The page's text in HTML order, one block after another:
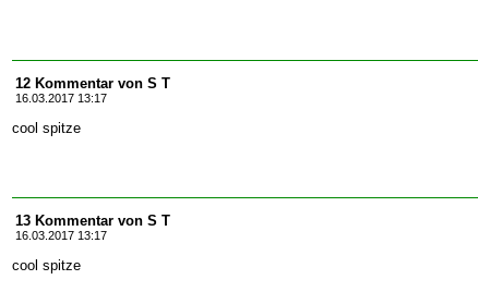
12 Kommentar von S T
16.03.2017 13:17
cool spitze
13 Kommentar von S T
16.03.2017 13:17
cool spitze